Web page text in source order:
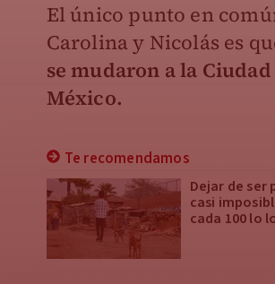
El único punto en
Carolina y Nicolás es
se mudaron a la Ciudad
México.
Te recomendamos
Dejar de ser
casi
cada 100 lo